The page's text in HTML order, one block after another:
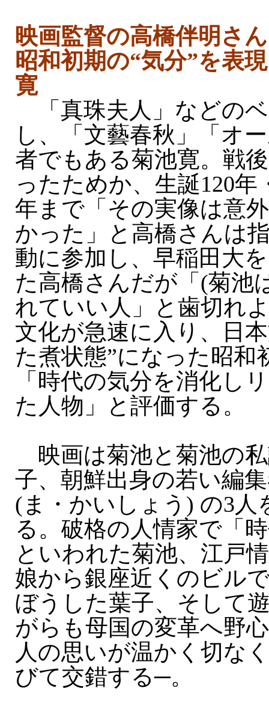
映画監督の高橋伴明さん
昭和初期の“気分”を表
寛
「真珠夫人」などの
し、「文藝春秋」「オ
者でもある菊池寛。戦
ったためか、生誕120年
年まで「その実像は意
かった」と高橋さんは
動に参加し、早稲田大
た高橋さんだが「(菊池
れていい人」と歯切れ
文化が急速に入り、日
た煮状態”になった昭和
「時代の気分を消化し
た人物」と評価する。
映画は菊池と菊池の
子、朝鮮出身の若い編
(ま・かいしょう) の3人
る。破格の人情家で「
といわれた菊池、江戸
娘から銀座近くのビル
ぼうした葉子、そして
がらも母国の変革へ野
人の思いが温かく切な
びて交錯する─。